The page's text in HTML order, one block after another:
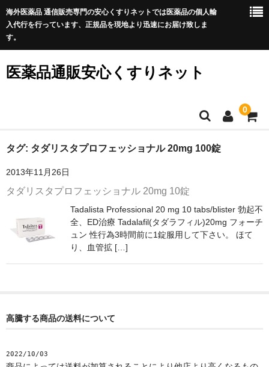
海外医薬品 通信販売専門の安心くすりネットでは医薬品の個人輸
入代行を行っています、正規品を現地より迅速にお届け致しま
す。
医薬品通販安心くすりネット
0
ホーム
利用規約
サイトマップ
良くある質問
プライバシーポリシー
タグ: タダリスタプロフェッショナル 20mg 100錠
2013年11月26日
タダリスタプロフェッショナル 20mg 10錠
Tadalista Professional 20 mg 10 tabs/blister 勃起不
全、ED治療 Tadalafil(タダラフィル)20mg フォーチ
ュン 性行為3時間前に1錠服用して下さい。 ほて
り、血管拡 […]
高騰する商品の送料について
2022/10/03